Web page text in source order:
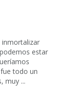
estar
todo un
muy ...